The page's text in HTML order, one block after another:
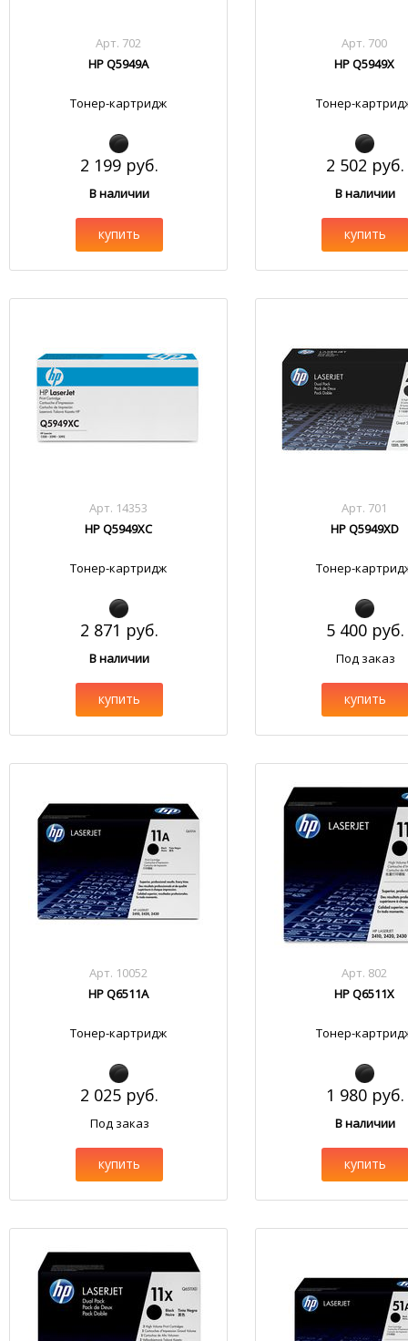
Арт. 702
HP Q5949A
Тонер-картридж
2 199 руб.
В наличии
купить
Арт. 700
HP Q5949X
Тонер-
2 502 руб.
В наличии
купить
Арт. 14353
HP Q5949XC
Тонер-картридж
2 871 руб.
В наличии
купить
Арт. 701
HP Q5949XD
Тонер-
5 400 руб.
Под заказ
купить
Арт. 10052
HP Q6511A
Тонер-картридж
2 025 руб.
Под заказ
купить
Арт. 802
HP Q6511X
Тонер-
1 980 руб.
В наличии
купить